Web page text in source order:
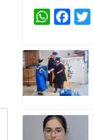
W
at
s
A
p
p
F
e
b
o
o
k